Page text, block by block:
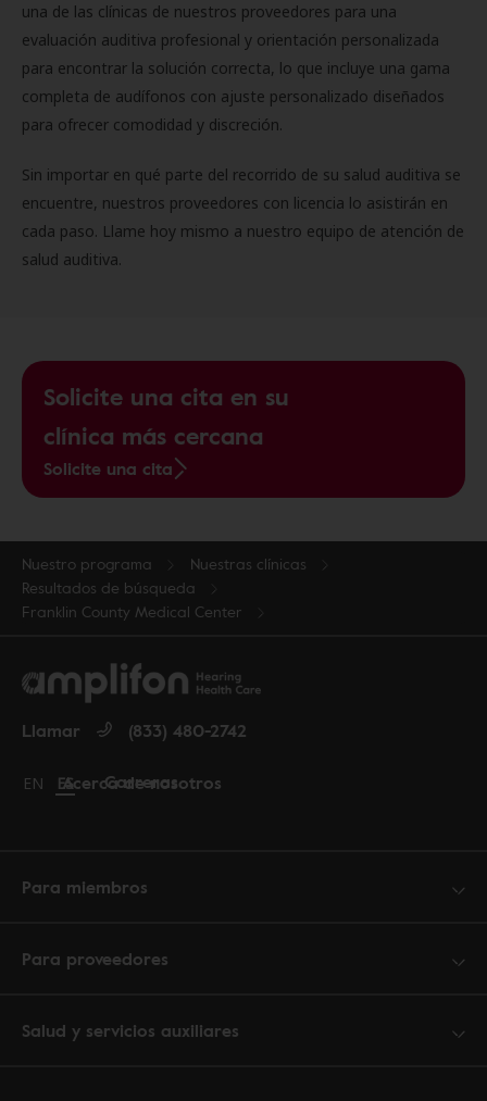
una de las clínicas de nuestros proveedores para una
evaluación auditiva profesional y orientación personalizada
para encontrar la solución correcta, lo que incluye una gama
completa de audífonos con ajuste personalizado diseñados
para ofrecer comodidad y discreción.
Sin importar en qué parte del recorrido de su salud auditiva se
encuentre, nuestros proveedores con licencia lo asistirán en
cada paso. Llame hoy mismo a nuestro equipo de atención de
salud auditiva.
Solicite una cita en su
clínica más cercana
Solicite una cita
Nuestro programa
Nuestras clínicas
Resultados de búsqueda
Franklin County Medical Center
Acerca de nosotros
Carreras
Llamar (833) 480-2742
Change language to English
EN Cambiar idioma a español
ES
Para miembros
Para proveedores
Salud y servicios auxiliares